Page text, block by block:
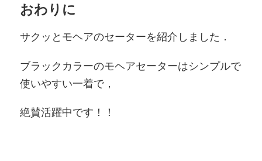
おわりに
サクッとモヘアのセーターを紹介しました．
ブラックカラーのモヘアセーターはシンプルで
使いやすい一着で，
絶賛活躍中です！！